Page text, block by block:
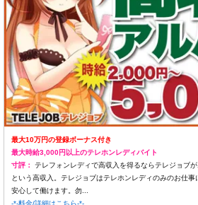
最大10万円の登録ボーナス付き
最大時給3,000円以上のテレホンレディバイト
寸評：
テレフォンレディで高収入を得るならテレジョブ
という高収入。テレジョブはテレホンレディのみのお仕事
安心して働けます。勿...
-*-料金/詳細はこちら-*-